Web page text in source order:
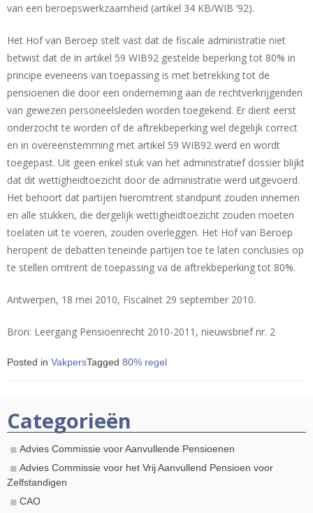
van een beroepswerkzaamheid (artikel 34 KB/WIB ’92).
Het Hof van Beroep stelt vast dat de fiscale administratie niet
betwist dat de in artikel 59 WIB92 gestelde beperking tot 80% in
principe eveneens van toepassing is met betrekking tot de
pensioenen die door een onderneming aan de rechtverkrijgenden
van gewezen personeelsleden worden toegekend. Er dient eerst
onderzocht te worden of de aftrekbeperking wel degelijk correct
en in overeenstemming met artikel 59 WIB92 werd en wordt
toegepast. Uit geen enkel stuk van het administratief dossier blijkt
dat dit wettigheidtoezicht door de administratie werd uitgevoerd.
Het behoort dat partijen hieromtrent standpunt zouden innemen
en alle stukken, die dergelijk wettigheidtoezicht zouden moeten
toelaten uit te voeren, zouden overleggen. Het Hof van Beroep
heropent de debatten teneinde partijen toe te laten conclusies op
te stellen omtrent de toepassing va de aftrekbeperking tot 80%.
Antwerpen, 18 mei 2010, Fiscalnet 29 september 2010.
Bron: Leergang Pensioenrecht 2010-2011, nieuwsbrief nr. 2
Posted in VakpersTagged 80% regel
Categorieën
Advies Commissie voor Aanvullende Pensioenen
Advies Commissie voor het Vrij Aanvullend Pensioen voor
Zelfstandigen
CAO